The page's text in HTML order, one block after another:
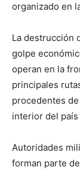
organizado en
La destrucción
golpe
operan en la
principales
procedentes
interior del país
Autoridades
forman parte